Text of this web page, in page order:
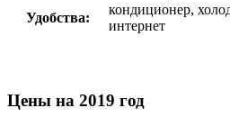
Удобства:
кондиционер,
интернет
Цены на 2019 год